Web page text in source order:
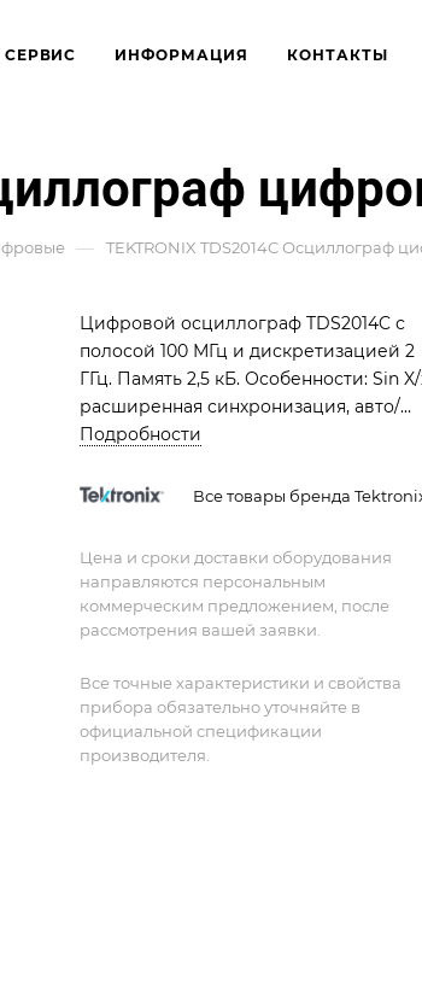
СЕРВИС ИНФОРМАЦИЯ КОНТАКТЫ
— TEKTRONIX TDS2014C Осциллограф
Цифровой осциллограф TDS2014C с
полосой 100 МГц и дискретизацией 2
ГГц. Память 2,5 кБ. Особенности: Sin X/
расширенная синхронизация, авто/
курсорные измерения, математика,
GPIB). Дисплей TFT 14,4 см.
Подробности
Все товары бренда
Цена и сроки доставки оборудования
направляются персональным
коммерческим предложением, после
рассмотрения вашей заявки.
Все точные характеристики и свойства
прибора обязательно уточняйте в
официальной спецификации
производителя.